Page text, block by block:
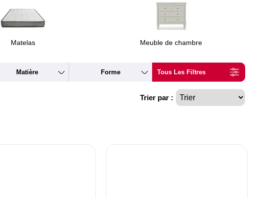
Matelas Meuble de chambre
Matière Forme Tous Les Filtres
Trier par :